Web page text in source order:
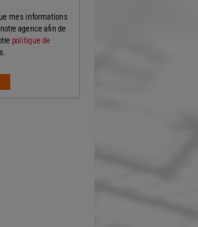
mes informations
agence afin de
politique de